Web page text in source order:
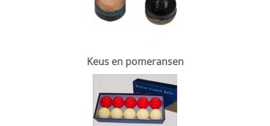
Keus en pomeransen